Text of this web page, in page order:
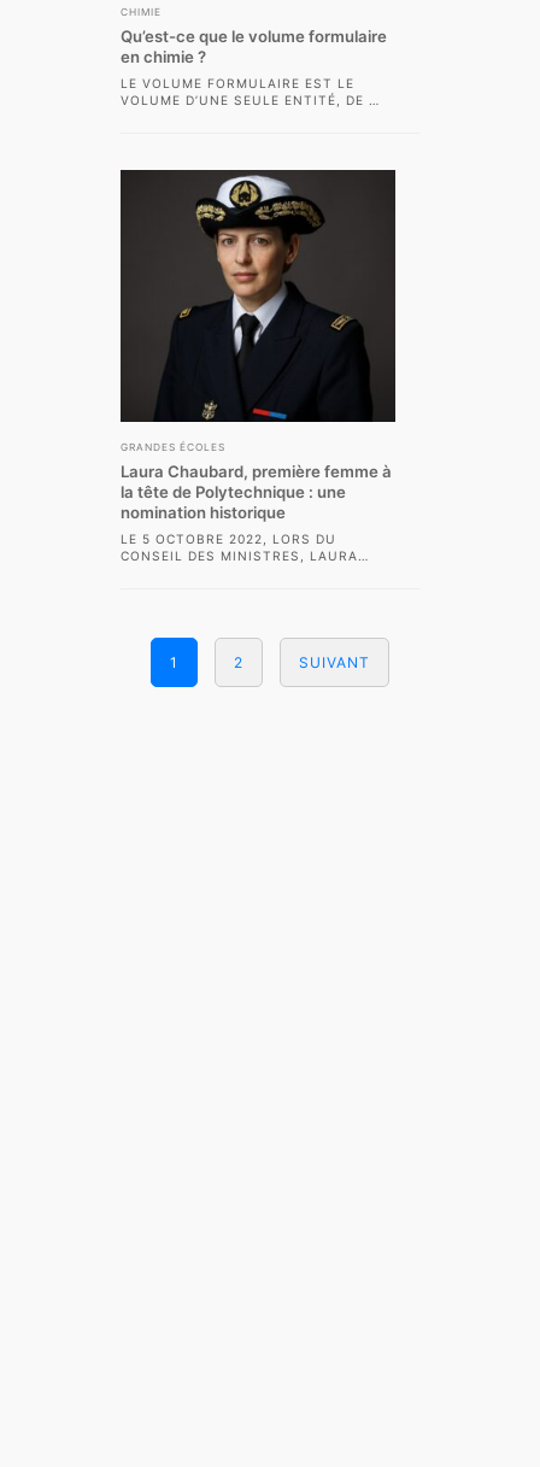
CHIMIE
Qu’est-ce que le volume formulaire
en chimie ?
LE VOLUME FORMULAIRE EST LE
VOLUME D’UNE SEULE ENTITÉ, DE
CACO3
GRANDES ÉCOLES
Laura Chaubard, première femme à
la tête de Polytechnique : une
nomination historique
LE 5 OCTOBRE 2022, LORS DU
CONSEIL DES MINISTRES, LAURA
1 2 SUIVANT